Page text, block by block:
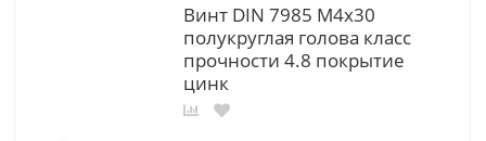
Винт DIN 7985 М4х30
полукруглая голова класс
прочности 4.8 покрытие
цинк